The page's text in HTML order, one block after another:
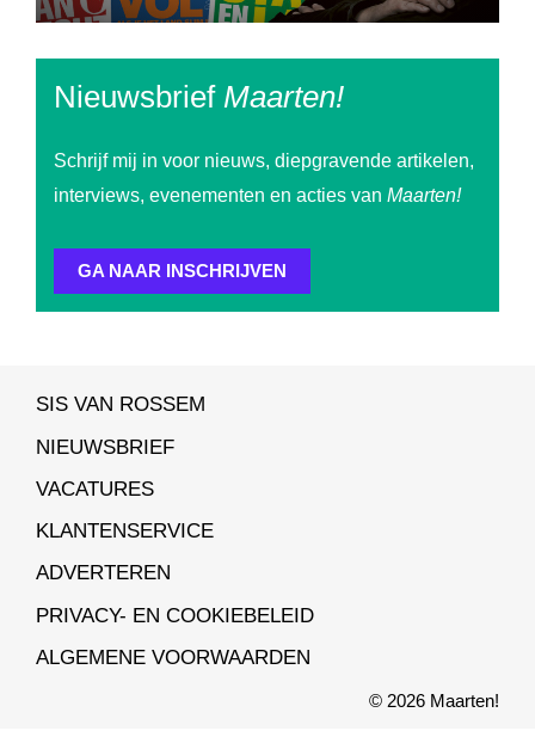
Nieuwsbrief Maarten!
Schrijf mij in voor nieuws, diepgravende artikelen,
interviews, evenementen en acties van Maarten!
GA NAAR INSCHRIJVEN
SIS VAN ROSSEM
NIEUWSBRIEF
VACATURES
KLANTENSERVICE
ADVERTEREN
PRIVACY- EN COOKIEBELEID
ALGEMENE VOORWAARDEN
© 2026 Maarten!